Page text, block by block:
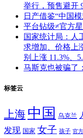
举行，预售避开
日产借鉴“中国
平台钻级≠官方
国家统计局：人
求增加、价格上
别上涨 11.3%、
马斯克也被骗了
标签云
上海 中国 乌克兰
发现 国家 女子 孩子 官方